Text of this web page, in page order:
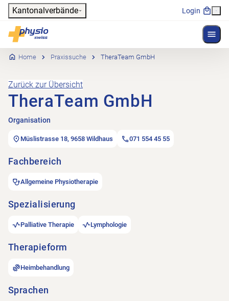
Header
Kantonalverbände Login
Physioswiss
Hauptnavigation
Home Praxissuche TheraTeam GmbH
Zurück zur Übersicht
TheraTeam GmbH
Organisation
Müslistrasse 18, 9658 Wildhaus 071 554 45 55
Fachbereich
Allgemeine Physiotherapie
Spezialisierung
Palliative Therapie Lymphologie
Therapieform
Heimbehandlung
Sprachen